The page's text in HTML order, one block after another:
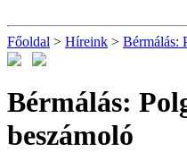
Főoldal > Híreink > Bérmálás:
Bérmálás:
beszámoló